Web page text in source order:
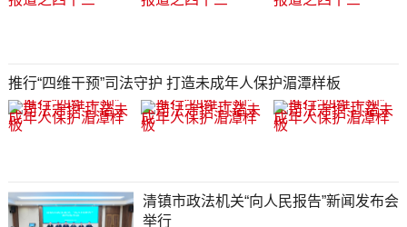
推行“四维干预”司法守护 打造未成年人保护湄潭样板
清镇市政法机关“向人民报告”新闻发布会
举行